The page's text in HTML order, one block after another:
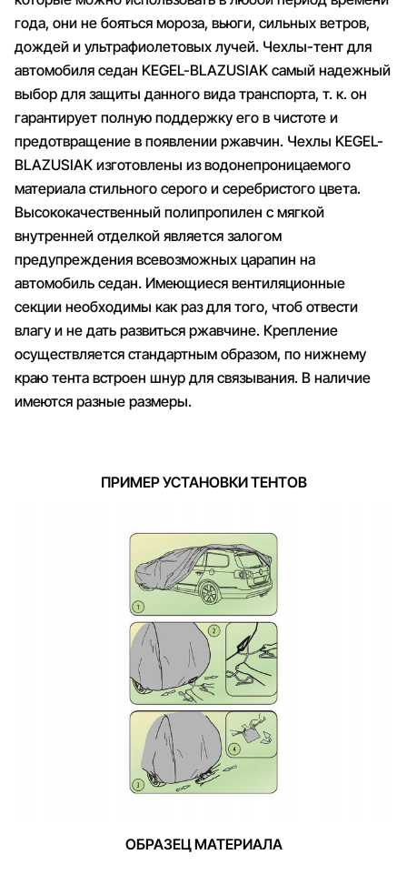
года, они не бояться мороза, вьюги, сильных ветров,
дождей и ультрафиолетовых лучей. Чехлы-тент для
автомобиля седан KEGEL-BLAZUSIAK самый надежный
выбор для защиты данного вида транспорта, т. к. он
гарантирует полную поддержку его в чистоте и
предотвращение в появлении ржавчин. Чехлы KEGEL-
BLAZUSIAK изготовлены из водонепроницаемого
материала стильного серого и серебристого цвета.
Высококачественный полипропилен с мягкой
внутренней отделкой является залогом
предупреждения всевозможных царапин на
автомобиль седан. Имеющиеся вентиляционные
секции необходимы как раз для того, чтоб отвести
влагу и не дать развиться ржавчине. Крепление
осуществляется стандартным образом, по нижнему
краю тента встроен шнур для связывания. В наличие
имеются разные размеры.
ПРИМЕР УСТАНОВКИ ТЕНТОВ
ОБРАЗЕЦ МАТЕРИАЛА